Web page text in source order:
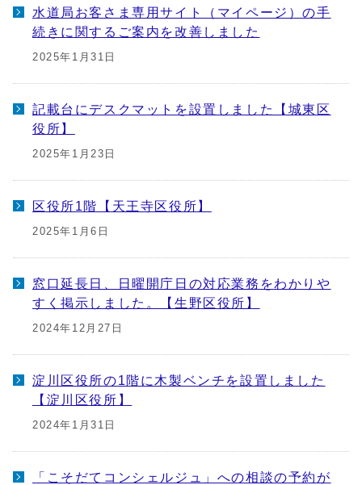
水道局お客さま専用サイト（マイページ）の手
続きに関するご案内を改善しました
2025年1月31日
記載台にデスクマットを設置しました【城東区
役所】
2025年1月23日
区役所1階【天王寺区役所】
2025年1月6日
窓口延長日、日曜開庁日の対応業務をわかりや
すく掲示しました。【生野区役所】
2024年12月27日
淀川区役所の1階に木製ベンチを設置しました
【淀川区役所】
2024年1月31日
「こそだてコンシェルジュ」への相談の予約が